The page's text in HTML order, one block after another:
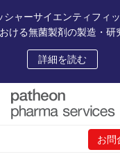
シャーサイエンティフィ
ける無菌製剤の製造・研
詳細を読む
お問